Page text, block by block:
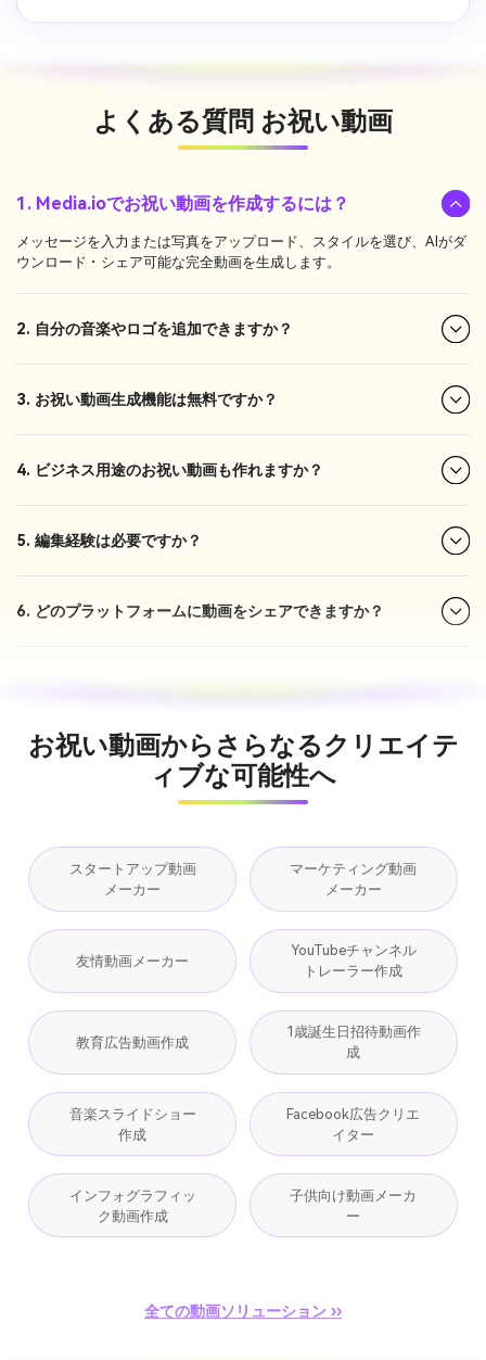
よくある質問 お祝い動画
1. Media.ioでお祝い動画を作成するには？
メッセージを入力または写真をアップロード、スタイルを選び、AIがダ
ウンロード・シェア可能な完全動画を生成します。
2. 自分の音楽やロゴを追加できますか？
3. お祝い動画生成機能は無料ですか？
4. ビジネス用途のお祝い動画も作れますか？
5. 編集経験は必要ですか？
6. どのプラットフォームに動画をシェアできますか？
お祝い動画からさらなるクリエイテ
ィブな可能性へ
スタートアップ動画
メーカー
マーケティング動画
メーカー
友情動画メーカー
YouTubeチャンネル
トレーラー作成
教育広告動画作成
1歳誕生日招待動画作
成
音楽スライドショー
作成
Facebook広告クリエ
イター
インフォグラフィッ
ク動画作成
子供向け動画メーカ
ー
全ての動画ソリューション ››